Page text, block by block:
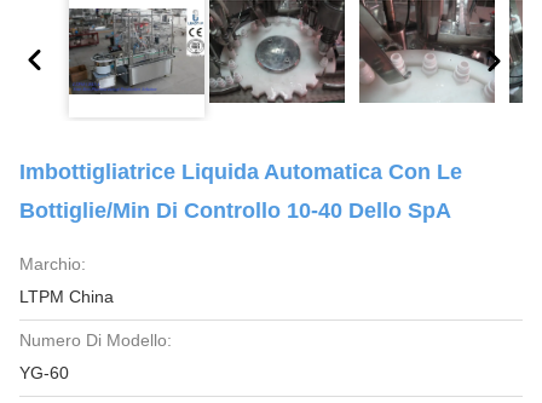
Imbottigliatrice Liquida Automatica Con Le
Bottiglie/min Di Controllo 10-40 Dello SpA
Marchio:
LTPM China
Numero Di Modello:
YG-60